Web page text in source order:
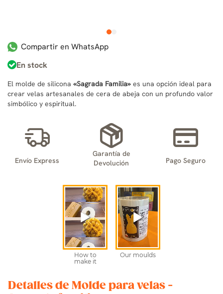
1
Compartir en WhatsApp
En stock
El molde de silicona «Sagrada Familia» es una opción ideal para
crear velas artesanales de cera de abeja con un profundo valor
simbólico y espiritual.
Envío Express
Garantía de
Devolución
Pago Seguro
Detalles de Molde para velas -